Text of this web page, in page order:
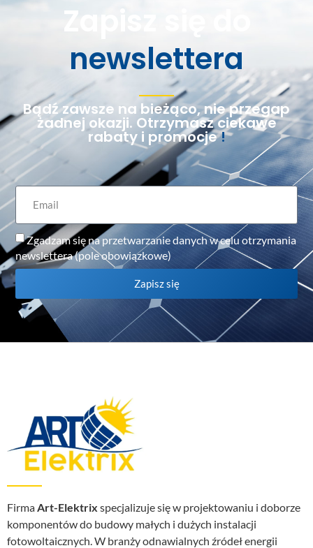
Zapisz się do
newslettera
Bądź zawsze na bieżąco, nie przegap
żadnej okazji. Otrzymasz ciekawe
rabaty i promocje!
Zgadzam się na przetwarzanie danych w celu otrzymania
newslettera (pole obowiązkowe)
Zapisz się
FirmaArt-Elektrix specjalizuje się w projektowaniu i doborze
komponentów do budowy małych i dużych instalacji
fotowoltaicznych. W branży odnawialnych źródeł energii